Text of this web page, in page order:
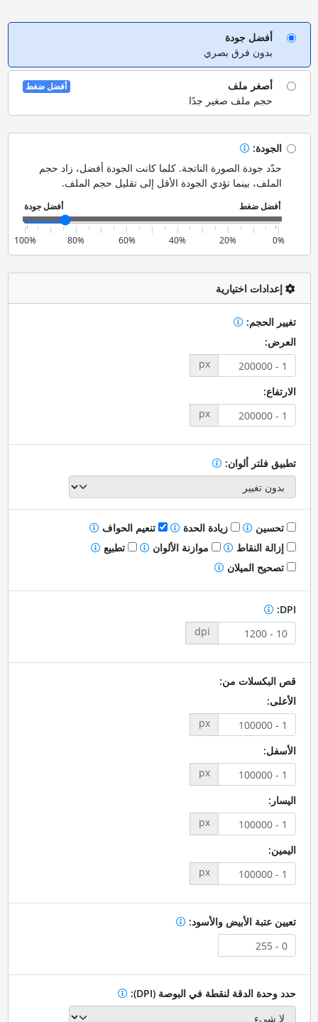
أفضل جودة
بدون فرق بصري
أصغر ملف
حجم ملف صغير جدًا
أفضل ضغط
الجودة:
حدّد جودة الصورة الناتجة. كلما كانت الجودة أفضل، زاد حجم
الملف، بينما تؤدي الجودة الأقل إلى تقليل حجم الملف.
0%
20%
40%
60%
80%
100%
إعدادات اختيارية
تغيير الحجم:
العرض:
px
الارتفاع:
px
تطبيق فلتر ألوان:
تحسين زيادة الحدة
تنعيم الحواف
إزالة النقاط
موازنة الألوان
تطبيع
تصحيح الميلان
DPI:
dpi
قص البكسلات من:
الأعلى:
px
الأسفل:
px
اليسار:
px
اليمين:
px
تعيين عتبة الأبيض والأسود:
حدد وحدة الدقة لنقطة في البوصة (DPI):